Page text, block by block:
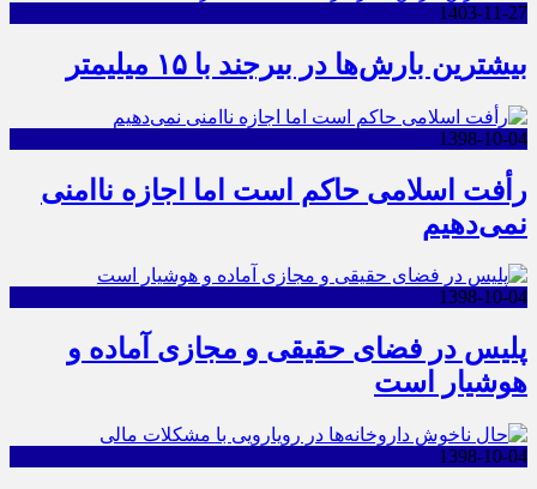
1403-11-27
بیشترین بارش‌ها در بیرجند با ۱۵ میلیمتر
1398-10-04
رأفت اسلامی حاکم است اما اجازه ناامنی
نمی‌دهیم
1398-10-04
پلیس در فضای حقیقی و مجازی آماده و
هوشیار است
1398-10-04